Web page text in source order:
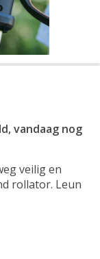
vandaag nog
veilig en
rollator. Leun